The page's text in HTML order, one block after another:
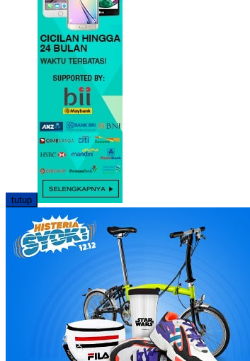
tutup